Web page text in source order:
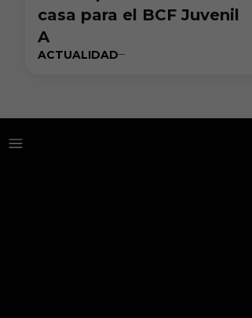
casa para el BCF Juvenil
A
ACTUALIDAD